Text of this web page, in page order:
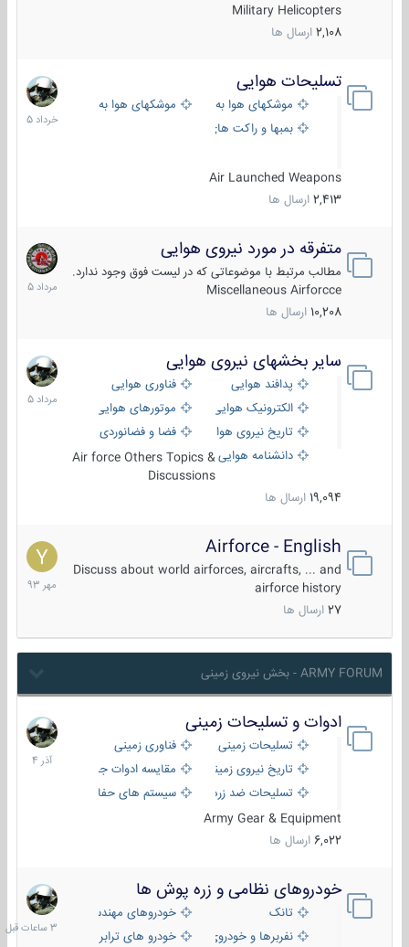
Military Helicopters
2,108 ارسال ها
تسلیحات هوایی
موشکهای هوا به هوا
موشکهای هوا به سطح
بمبها و راکت های هوایی
Air Launched Weapons
2,413 ارسال ها
30
خرداد
1405
متفرقه در مورد نیروی هوایی
مطالب مرتبط با موضوعاتی که در لیست فوق وجود ندارد.
Miscellaneous Airforcce
10,208 ارسال ها
7
مرداد
1405
سایر بخشهای نیروی هوایی
پدافند هوایی
فناوری هوایی
الکترونیک هوایی
موتورهای هوایی
تاریخ نیروی هوایی
فضا و فضانوردی
دانشنامه هواییAir force Others Topics &
Discussions
19,094 ارسال ها
2
مرداد
1405
Airforce - English
Discuss about world airforces, aircrafts, ... and
airforce history
27 ارسال ها
15
مهر
1393
ARMY FORUM - بخش نیروی زمینی
ادوات و تسلیحات زمینی
تسلیحات زمینی
فناوری زمینی
تاریخ نیروی زمینی
مقایسه ادوات جنگی
تسلیحات ضد زره
سیستم های حفاظت فعال
Army Gear & Equipment
6,022 ارسال ها
21
آذر
1404
خودروهای نظامی و زره پوش ها
تانک
خودروهای مهندسی
نفربرها و خودروی های رزمی پیاده نظام
خودرو های ترابری نظامی
3
ساعات
قبل